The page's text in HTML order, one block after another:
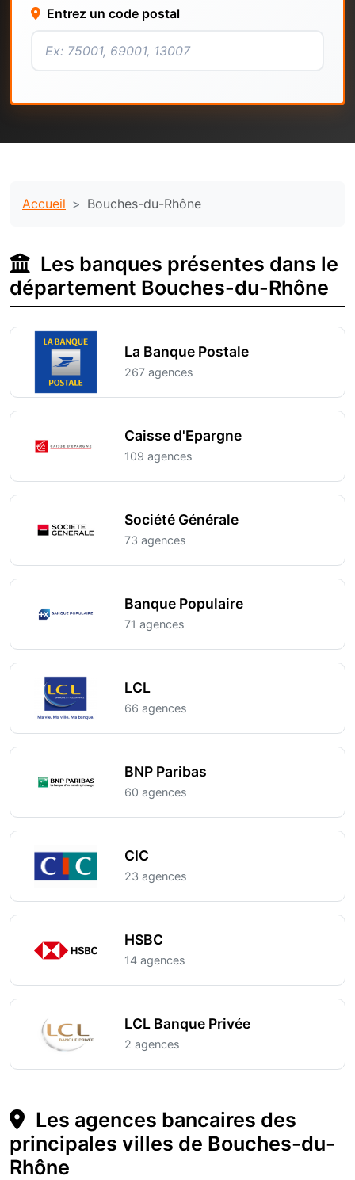
Entrez un code postal
Accueil Bouches-du-Rhône
Les banques présentes dans le
département Bouches-du-Rhône
La Banque Postale
267 agences
Caisse d'Epargne
109 agences
Société Générale
73 agences
Banque Populaire
71 agences
LCL
66 agences
BNP Paribas
60 agences
CIC
23 agences
HSBC
14 agences
LCL Banque Privée
2 agences
Les agences bancaires des
principales villes de Bouches-du-
Rhône